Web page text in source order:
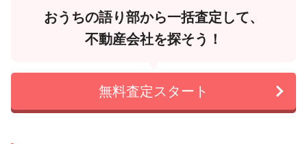
おうちの語り部から一括査定して、
不動産会社を探そう！
無料査定スタート